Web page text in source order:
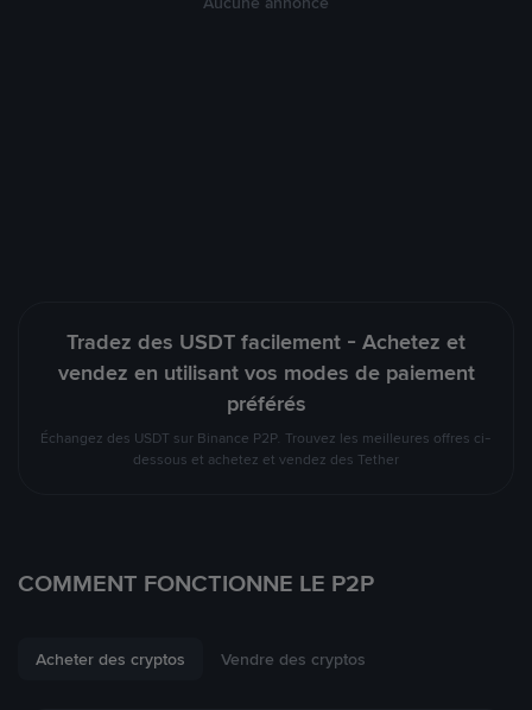
Tradez des USDT facilement - Achetez et
vendez en utilisant vos modes de paiement
préférés
Échangez des USDT sur Binance P2P. Trouvez les meilleures offres ci-
dessous et achetez et vendez des Tether
COMMENT FONCTIONNE LE P2P
Acheter des cryptos Vendre des cryptos